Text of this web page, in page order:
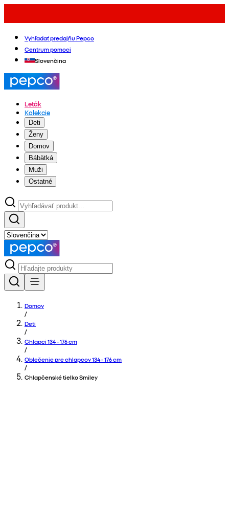
Vyhľadať predajňu Pepco
Centrum pomoci
Slovenčina
Leták
Kolekcie
Deti
Ženy
Domov
Bábätká
Muži
Ostatné
Domov
/
Deti
/
Chlapci 134 - 176 cm
/
Oblečenie pre chlapcov 134 - 176 cm
/
Chlapčenské tielko Smiley